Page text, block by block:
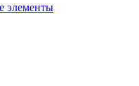
элементы